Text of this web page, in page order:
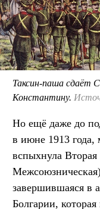
Таксин-паша сдаёт
Константину.
Но ещё даже до
в июне 1913
вспыхнула
завершившаяся в
Болгарии,